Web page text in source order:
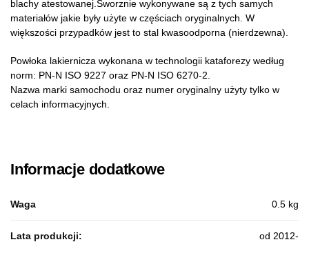
blachy atestowanej.Sworznie wykonywane są z tych samych
materiałów jakie były użyte w częściach oryginalnych. W
większości przypadków jest to stal kwasoodporna (nierdzewna).
Powłoka lakiernicza wykonana w technologii kataforezy według
norm: PN-N ISO 9227 oraz PN-N ISO 6270-2.
Nazwa marki samochodu oraz numer oryginalny użyty tylko w
celach informacyjnych.
Informacje dodatkowe
Waga 0.5 kg
Lata produkcji: od 2012-